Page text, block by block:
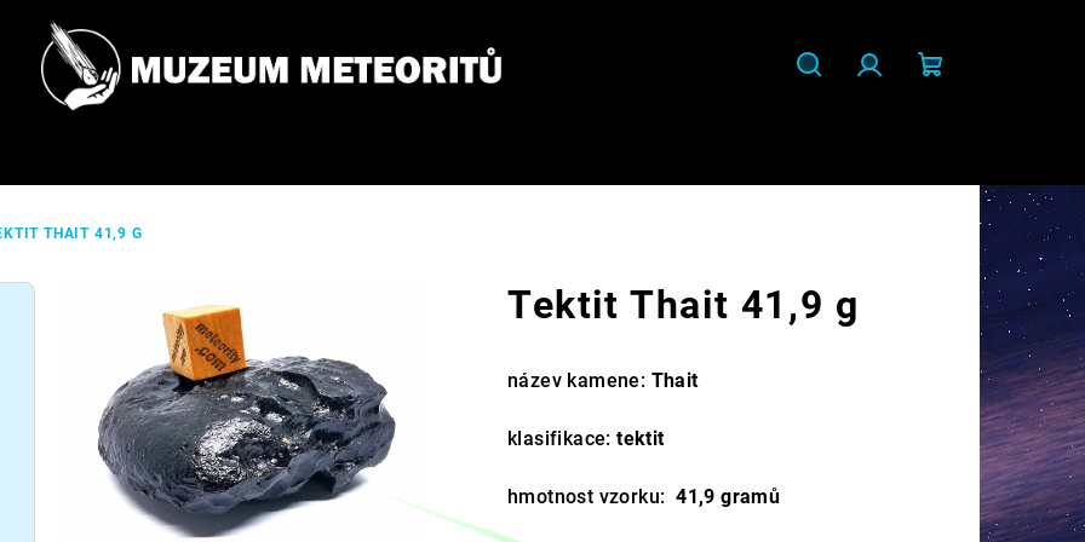
THAIT 41,9 G
Tektit Thait 41,9 g
název kamene: Thait
klasifikace: tektit
hmotnost vzorku: 41,9 gramů